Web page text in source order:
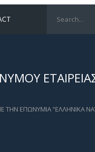
ΕΠΩΝΥΜΙΑ “ΕΛΛΗΝΙΚΑ